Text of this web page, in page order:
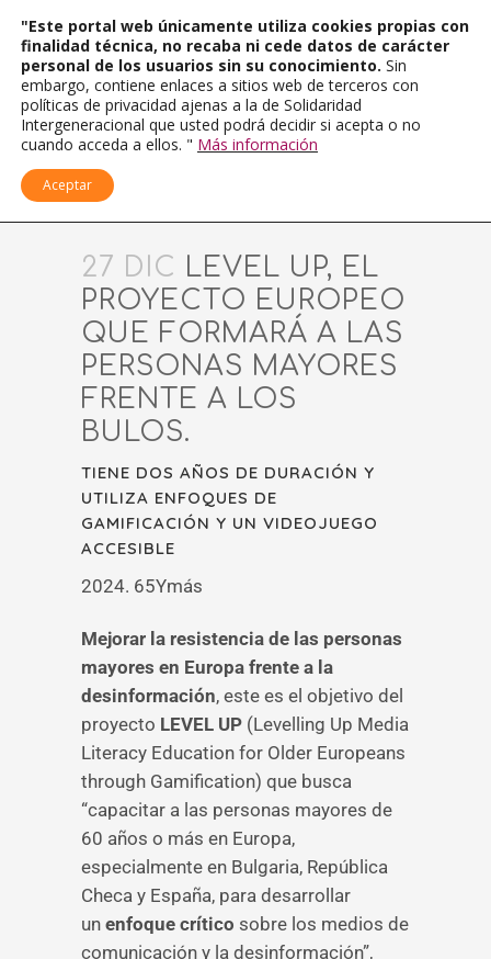
27 DIC LEVEL UP, EL
PROYECTO EUROPEO
QUE FORMARÁ A LAS
PERSONAS MAYORES
FRENTE A LOS
BULOS.
TIENE DOS AÑOS DE DURACIÓN Y
UTILIZA ENFOQUES DE
GAMIFICACIÓN Y UN VIDEOJUEGO
ACCESIBLE
2024. 65Ymás
Mejorar la resistencia de las personas
mayores en Europa frente a la
desinformación, este es el objetivo del
proyecto LEVEL UP (Levelling Up Media
Literacy Education for Older Europeans
through Gamification) que busca
“capacitar a las personas mayores de
60 años o más en Europa,
especialmente en Bulgaria, República
Checa y España, para desarrollar
un enfoque crítico sobre los medios de
comunicación y la desinformación”,
"Este portal web únicamente utiliza cookies propias con
finalidad técnica, no recaba ni cede datos de carácter
personal de los usuarios sin su conocimiento. Sin
embargo, contiene enlaces a sitios web de terceros con
políticas de privacidad ajenas a la de Solidaridad
Intergeneracional que usted podrá decidir si acepta o no
cuando acceda a ellos. " Más información
Aceptar